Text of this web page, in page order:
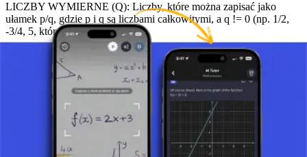
LICZBY WYMIERNE (Q): Liczby, które można zapisać jako
ułamek p/q, gdzie p i q są liczbami całkowitymi, a q != 0 (np. 1/2,
-3/4, 5, które jest 5/1).
LICZBY NIEWYMIERNE: Liczby, których nie można zapisać
jako zwykłego ułamka i które mają nieskończoną, niepowtarzającą
się reprezentację dziesiętną (np. sqrt(2), π, e).
Właściwości liczb rzeczywistych
GĘSTOŚĆ: Między dwoma różnymi liczbami rzeczywistymi
zawsze znajduje się inna liczba rzeczywista.